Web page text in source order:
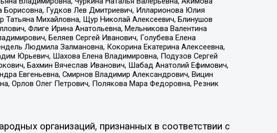
Борисовна, Гудков Лев Дмитриевич, Илларионова Юлия
Татьяна Михайловна, Щур Николай Алексеевич, Блинушов
Флиге Ирина Анатольевна, Мельникова Валентина
Беляев Сергей Иванович, Голубева Елена
Людмила Залмановна, Кокорина Екатерина Алексеевна,
Юрьевич, Шахова Елена Владимировна, Подузов Сергей
Бахмин Вячеслав Иванович, Шабад Анатолий Ефимович,
Евгеньевна, Смирнов Владимир Александрович, Вицин
Орлов Олег Петрович, Полякова Мара Федоровна, Резник
организаций, признанных в соответствии с